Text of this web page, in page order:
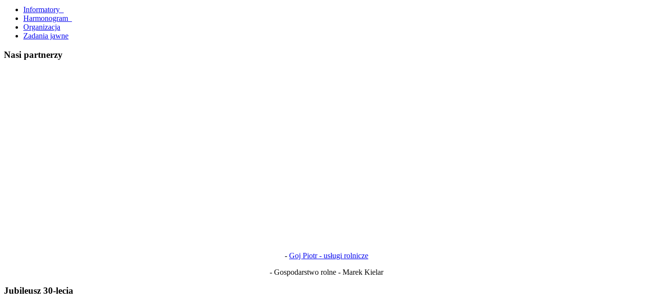
Informatory_
Harmonogram_
Organizacja
Zadania jawne
Nasi partnerzy
- Goj Piotr - usługi rolnicze
- Gospodarstwo rolne - Marek Kielar
Jubileusz 30-lecia